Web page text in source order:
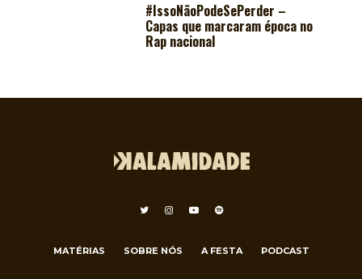
#IssoNãoPodeSePerder –
Capas que marcaram época no
Rap nacional
MATÉRIAS SOBRE NÓS A FESTA PODCAST